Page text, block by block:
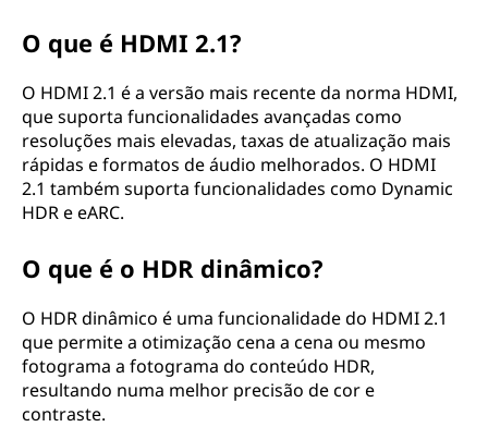
O que é HDMI 2.1?
O HDMI 2.1 é a versão mais recente da norma HDMI,
que suporta funcionalidades avançadas como
resoluções mais elevadas, taxas de atualização mais
rápidas e formatos de áudio melhorados. O HDMI
2.1 também suporta funcionalidades como Dynamic
HDR e eARC.
O que é o HDR dinâmico?
O HDR dinâmico é uma funcionalidade do HDMI 2.1
que permite a otimização cena a cena ou mesmo
fotograma a fotograma do conteúdo HDR,
resultando numa melhor precisão de cor e
contraste.